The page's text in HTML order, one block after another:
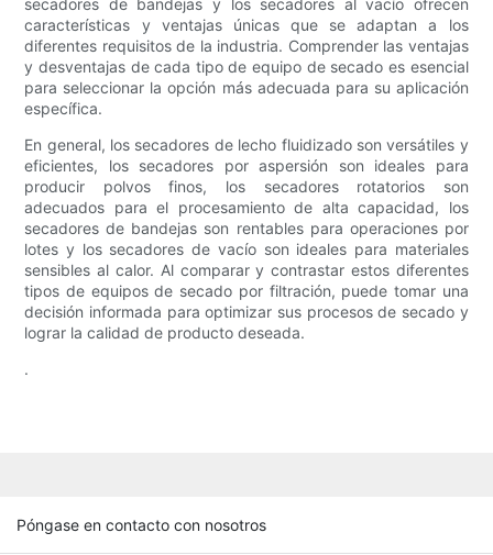
secadores de bandejas y los secadores al vacío ofrecen
características y ventajas únicas que se adaptan a los
diferentes requisitos de la industria. Comprender las ventajas
y desventajas de cada tipo de equipo de secado es esencial
para seleccionar la opción más adecuada para su aplicación
específica.
En general, los secadores de lecho fluidizado son versátiles y
eficientes, los secadores por aspersión son ideales para
producir polvos finos, los secadores rotatorios son
adecuados para el procesamiento de alta capacidad, los
secadores de bandejas son rentables para operaciones por
lotes y los secadores de vacío son ideales para materiales
sensibles al calor. Al comparar y contrastar estos diferentes
tipos de equipos de secado por filtración, puede tomar una
decisión informada para optimizar sus procesos de secado y
lograr la calidad de producto deseada.
.
Póngase en contacto con nosotros